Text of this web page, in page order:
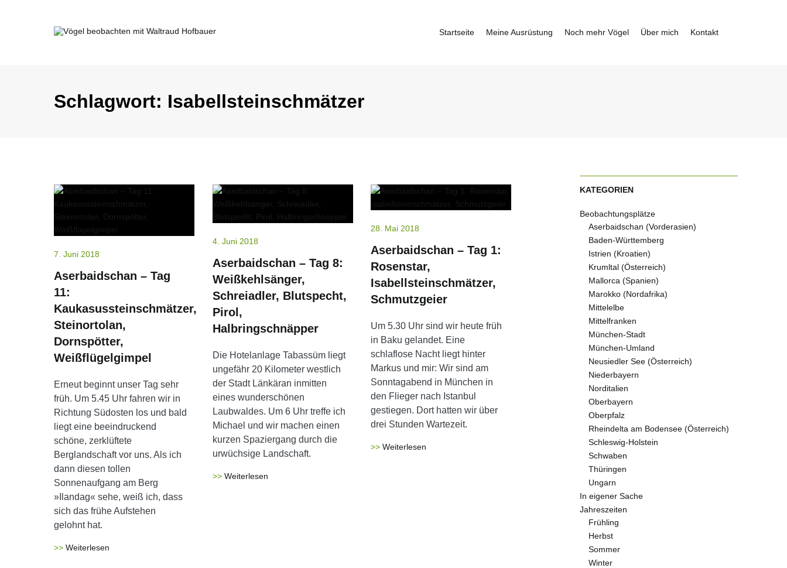
Startseite Meine Ausrüstung Noch mehr Vögel Über mich Kontakt
Schlagwort: Isabellsteinschmätzer
7. Juni 2018
Aserbaidschan – Tag
11:
Kaukasussteinschmätzer,
Steinortolan,
Dornspötter,
Weißflügelgimpel
Erneut beginnt unser Tag sehr
früh. Um 5.45 Uhr fahren wir in
Richtung Südosten los und bald
liegt eine beeindruckend
schöne, zerklüftete
Berglandschaft vor uns. Als ich
dann diesen tollen
Sonnenaufgang am Berg
»Ilandag« sehe, weiß ich, dass
sich das frühe Aufstehen
gelohnt hat.
Weiterlesen
4. Juni 2018
Aserbaidschan – Tag 8:
Weißkehlsänger,
Schreiadler, Blutspecht,
Pirol,
Halbringschnäpper
Die Hotelanlage Tabassüm liegt
ungefähr 20 Kilometer westlich
der Stadt Länkäran inmitten
eines wunderschönen
Laubwaldes. Um 6 Uhr treffe ich
Michael und wir machen einen
kurzen Spaziergang durch die
urwüchsige Landschaft.
Weiterlesen
28. Mai 2018
Aserbaidschan – Tag 1:
Rosenstar,
Isabellsteinschmätzer,
Schmutzgeier
Um 5.30 Uhr sind wir heute früh
in Baku gelandet. Eine
schlaflose Nacht liegt hinter
Markus und mir: Wir sind am
Sonntagabend in München in
den Flieger nach Istanbul
gestiegen. Dort hatten wir über
drei Stunden Wartezeit.
Weiterlesen
KATEGORIEN
Beobachtungsplätze
Aserbaidschan (Vorderasien)
Baden-Württemberg
Istrien (Kroatien)
Krumltal (Österreich)
Mallorca (Spanien)
Marokko (Nordafrika)
Mittelelbe
Mittelfranken
München-Stadt
München-Umland
Neusiedler See (Österreich)
Niederbayern
Norditalien
Oberbayern
Oberpfalz
Rheindelta am Bodensee (Österreich)
Schleswig-Holstein
Schwaben
Thüringen
Ungarn
In eigener Sache
Jahreszeiten
Frühling
Herbst
Sommer
Winter